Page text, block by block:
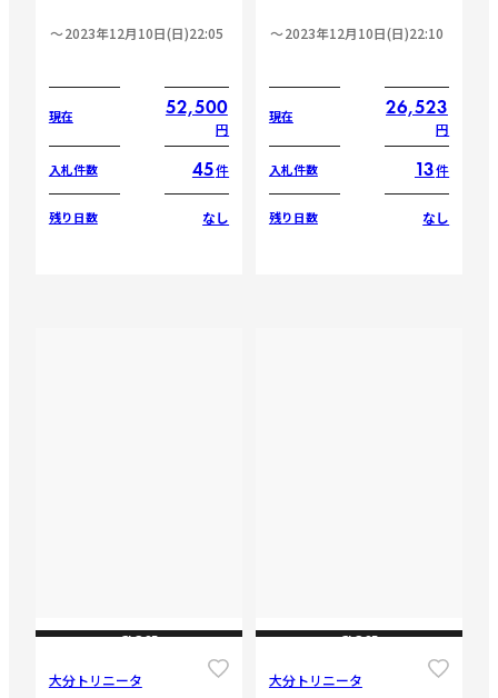
2023年12月10日(日)22:05
現在 52,500
円
入札件数 45件
残り日数 なし
2023年12月10日(日)22:10
現在 26,523
円
入札件数 13件
残り日数 なし
CLOSE
大分トリニータ
CLOSE
大分トリニータ